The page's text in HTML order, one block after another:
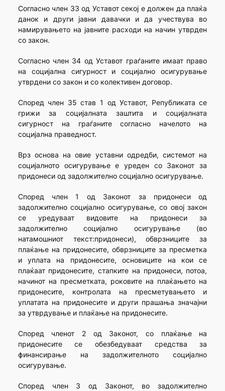
Согласно член 33 од Уставот секој е должен да плаќа
данок и други јавни давачки и да учествува во
намирувањето на јавните расходи на начин утврден
со закон.
Согласно член 34 од Уставот граѓаните имаат право
на социјална сигурност и социјално осигурување
утврдени со закон и со колективен договор.
Според член 35 став 1 од Уставот, Републиката се
грижи за социјалната заштита и социјалната
сигурност на граѓаните согласно начелото на
социјална праведност.
Врз основа на овие уставни одредби, системот на
социјалното осигурување е уреден со Законот за
придонеси од задолжително социјално осигурување.
Според член 1 од Законот за придонеси од
задолжително социјално осигурување, со овој закон
се уредуваат видовите на придонеси за
задолжително социјално осигурување (во
натамошниот текст:придонеси), обврзниците за
плаќање на придонесите, обврзниците за пресметка
и уплата на придонесите, основиците на кои се
плаќаат придонесите, стапките на придонеси, потоа,
начинот на пресметката, роковите на плаќањето на
придонесите, контролата на пресметувањето и
уплатата на придонесите и други прашања значајни
за утврдување и плаќање на придонесите.
Според членот 2 од Законот, со плаќање на
придонесите се обезбедуваат средства за
финансирање на задолжителното социјално
осигурување.
Според член 3 од Законот, во задолжително